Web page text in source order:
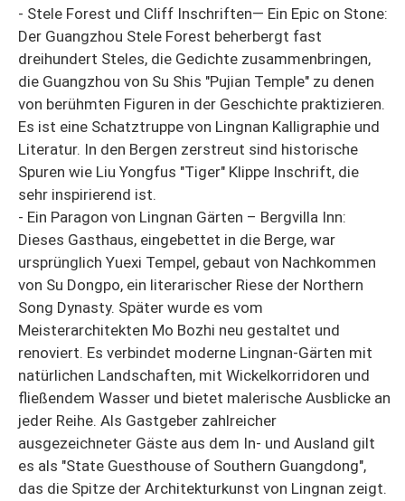
- Stele Forest und Cliff Inschriften— Ein Epic on Stone:
Der Guangzhou Stele Forest beherbergt fast
dreihundert Steles, die Gedichte zusammenbringen,
die Guangzhou von Su Shis "Pujian Temple" zu denen
von berühmten Figuren in der Geschichte praktizieren.
Es ist eine Schatztruppe von Lingnan Kalligraphie und
Literatur. In den Bergen zerstreut sind historische
Spuren wie Liu Yongfus "Tiger" Klippe Inschrift, die
sehr inspirierend ist.
- Ein Paragon von Lingnan Gärten – Bergvilla Inn:
Dieses Gasthaus, eingebettet in die Berge, war
ursprünglich Yuexi Tempel, gebaut von Nachkommen
von Su Dongpo, ein literarischer Riese der Northern
Song Dynasty. Später wurde es vom
Meisterarchitekten Mo Bozhi neu gestaltet und
renoviert. Es verbindet moderne Lingnan-Gärten mit
natürlichen Landschaften, mit Wickelkorridoren und
fließendem Wasser und bietet malerische Ausblicke an
jeder Reihe. Als Gastgeber zahlreicher
ausgezeichneter Gäste aus dem In- und Ausland gilt
es als "State Guesthouse of Southern Guangdong",
das die Spitze der Architekturkunst von Lingnan zeigt.